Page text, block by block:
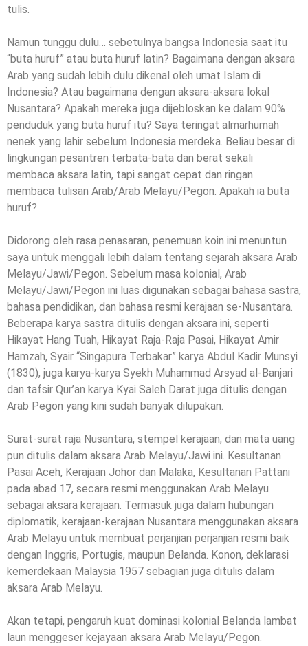
tulis.
Namun tunggu dulu… sebetulnya bangsa Indonesia saat itu
“buta huruf” atau buta huruf latin? Bagaimana dengan aksara
Arab yang sudah lebih dulu dikenal oleh umat Islam di
Indonesia? Atau bagaimana dengan aksara-aksara lokal
Nusantara? Apakah mereka juga dijebloskan ke dalam 90%
penduduk yang buta huruf itu? Saya teringat almarhumah
nenek yang lahir sebelum Indonesia merdeka. Beliau besar di
lingkungan pesantren terbata-bata dan berat sekali
membaca aksara latin, tapi sangat cepat dan ringan
membaca tulisan Arab/Arab Melayu/Pegon. Apakah ia buta
huruf?
Didorong oleh rasa penasaran, penemuan koin ini menuntun
saya untuk menggali lebih dalam tentang sejarah aksara Arab
Melayu/Jawi/Pegon. Sebelum masa kolonial, Arab
Melayu/Jawi/Pegon ini luas digunakan sebagai bahasa sastra,
bahasa pendidikan, dan bahasa resmi kerajaan se-Nusantara.
Beberapa karya sastra ditulis dengan aksara ini, seperti
Hikayat Hang Tuah, Hikayat Raja-Raja Pasai, Hikayat Amir
Hamzah, Syair “Singapura Terbakar” karya Abdul Kadir Munsyi
(1830), juga karya-karya Syekh Muhammad Arsyad al-Banjari
dan tafsir Qur’an karya Kyai Saleh Darat juga ditulis dengan
Arab Pegon yang kini sudah banyak dilupakan.
Surat-surat raja Nusantara, stempel kerajaan, dan mata uang
pun ditulis dalam aksara Arab Melayu/Jawi ini. Kesultanan
Pasai Aceh, Kerajaan Johor dan Malaka, Kesultanan Pattani
pada abad 17, secara resmi menggunakan Arab Melayu
sebagai aksara kerajaan. Termasuk juga dalam hubungan
diplomatik, kerajaan-kerajaan Nusantara menggunakan aksara
Arab Melayu untuk membuat perjanjian perjanjian resmi baik
dengan Inggris, Portugis, maupun Belanda. Konon, deklarasi
kemerdekaan Malaysia 1957 sebagian juga ditulis dalam
aksara Arab Melayu.
Akan tetapi, pengaruh kuat dominasi kolonial Belanda lambat
laun menggeser kejayaan aksara Arab Melayu/Pegon.